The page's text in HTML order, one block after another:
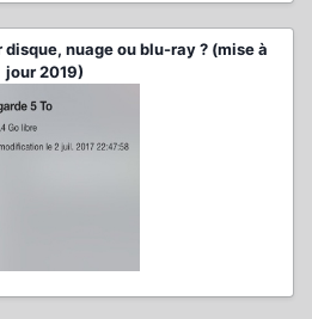
nuage ou blu-ray ? (mise à
jour 2019)